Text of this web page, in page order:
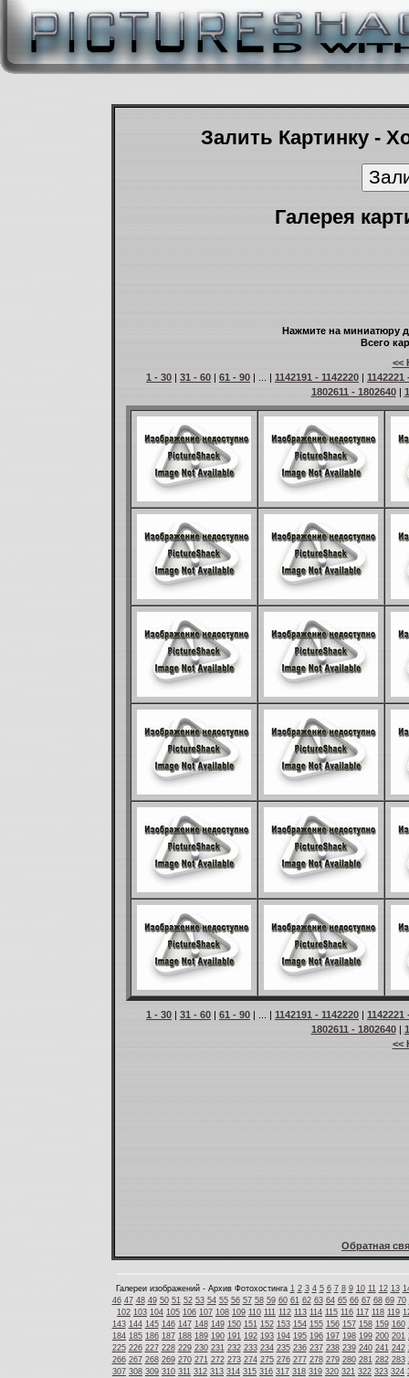
Залить Картинку -
Галерея
Нажмите на миниатюру
Всего
<<
1 - 30 | 31 - 60 | 61 - 90 | ... | 1142191 - 1142220 | 1142221
1802611 - 1802640|
1 - 30 | 31 - 60 | 61 - 90 | ... | 1142191 - 1142220 | 1142221
1802611 - 1802640|
<<
Обратная
Галереи изображений - Архив Фотохостинга 1 2 3 4 5 6 7 8 9 10 11 12 13
46 47 48 49 50 51 52 53 54 55 56 57 58 59 60 61 62 63 64 65 66 67 68 69 70
102 103 104 105 106 107 108 109 110 111 112 113 114 115 116 117 118 119
143 144 145 146 147 148 149 150 151 152 153 154 155 156 157 158 159 160
184 185 186 187 188 189 190 191 192 193 194 195 196 197 198 199 200 201
225 226 227 228 229 230 231 232 233 234 235 236 237 238 239 240 241 242
266 267 268 269 270 271 272 273 274 275 276 277 278 279 280 281 282 283
307 308 309 310 311 312 313 314 315 316 317 318 319 320 321 322 323 324